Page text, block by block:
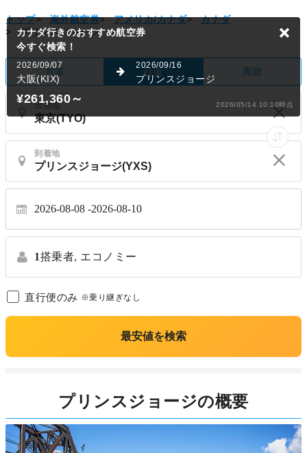
トップ> 海外航空券> アメリカ/カナダ>
カナダ
>
プリンスジョージ
片道 往復 周遊
出発地
到着地
2026-08-08 2026-08-10
1搭乗者, エコノミー
直行便のみ ※乗り継ぎなし
最安値を検索
カナダ行きのおすすめ航空券
今すぐ検索！
2026/09/07
大阪(KIX)
2026/09/16
プリンスジョージ
¥261,360～ 2026/05/14 10:10時点
プリンスジョージの概要